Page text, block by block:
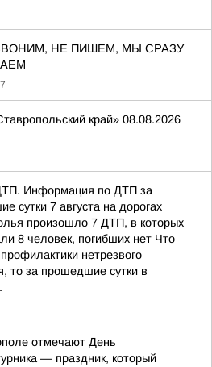
НЕ ПИШЕМ, МЫ СРАЗУ
край» 08.08.2026
Информация по ДТП за
сутки 7 августа на дорогах
произошло 7 ДТП, в которых
8 человек, погибших нет Что
профилактики нетрезвого
то за прошедшие сутки в
отмечают День
— праздник, который